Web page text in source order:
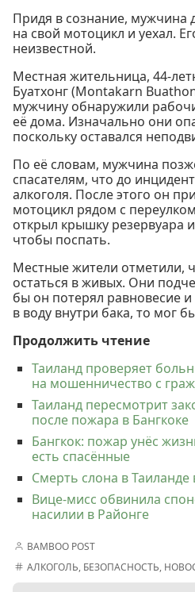
Придя в сознание, мужчина
на свой мотоцикл и уехал.
неизвестной.
Местная жительница, 44-
Буатхонг (Montakarn
мужчину обнаружили
её дома. Изначально они
поскольку оставался
По её словам, мужчина
спасателям, что до
алкоголя. После этого он
мотоцикл рядом с
открыл крышку резервуара
чтобы поспать.
Местные жители отметили,
остаться в живых. Они
бы он потерял равновесие
в воду внутри бака, то мог
Продолжить чтение
Таиланд проверяет
на мошенничество с
Таиланд пересмотрит
после пожара в Бангкоке
Бангкок: пожар унёс
есть спасённые
Смерть слона в
Вице-мисс обвинила
насилии в Районге
BAMBOO POST
АЛКОГОЛЬ, БЕЗОПАСНОСТЬ,